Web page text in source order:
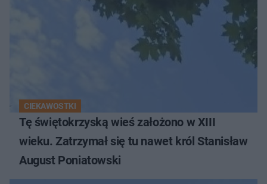
CIEKAWOSTKI
Tę świętokrzyską wieś założono w XIII
wieku. Zatrzymał się tu nawet król Stanisław
August Poniatowski